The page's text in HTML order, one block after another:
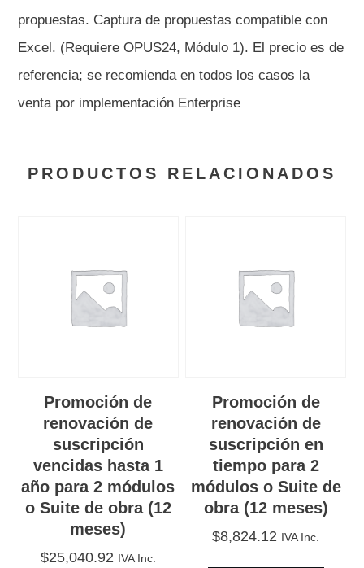
propuestas. Captura de propuestas compatible con
Excel. (Requiere OPUS24, Módulo 1). El precio es de
referencia; se recomienda en todos los casos la
venta por implementación Enterprise
PRODUCTOS RELACIONADOS
Promoción de
renovación de
suscripción
vencidas hasta 1
año para 2 módulos
o Suite de obra (12
meses)
$25,040.92 IVA Inc.
Promoción de
renovación de
suscripción en
tiempo para 2
módulos o Suite de
obra (12 meses)
$8,824.12 IVA Inc.